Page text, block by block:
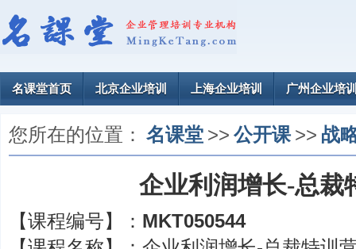
名课堂首页 北京企业培训 上海企业培训 广州企业培
您所在的位置： 名课堂 >> 公开课 >> 战
企业利润增长-总裁
【课程编号】： MKT050544